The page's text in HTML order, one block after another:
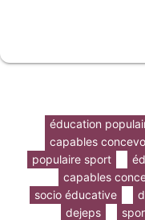
éducation
capables
populaire sport
capables
socio éducative
dejeps